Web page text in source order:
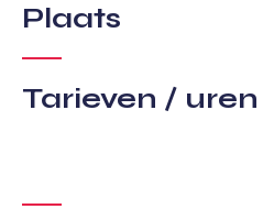
Plaats
Tarieven / uren